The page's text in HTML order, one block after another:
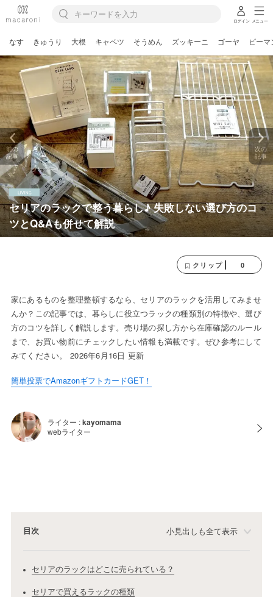
ログイン メニュー
なす きゅうり 大根 キャベツ そうめん ズッキーニ ゴーヤ ピーマ
セリアのラックで整う暮らし♪ 失敗しない選び方のコ
ツとQ&Aも併せて解説
前の
記事
次の
記事
クリップ 0
家にあるものを整理整頓するなら、セリアのラックを活用してみませ
んか？この記事では、暮らしに役立つラックの種類別の特徴や、選び
方のコツを詳しく解説します。売り場の探し方から在庫確認のルール
まで、お買い物前にチェックしたい情報も満載です。ぜひ参考にして
みてください。 2026年6月16日 更新
簡単投票でAmazonギフトカードGET！
ライター :kayomama
webライター
目次 小見出しも全て表示
セリアのラックはどこに売られている？
セリアで買えるラックの種類